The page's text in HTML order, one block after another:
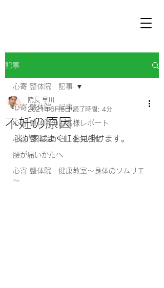
記事
心寄 整体院 記事
心寄 整体院のお客様レポート
心寄 整体院から お知らせ
腰が痛いかたへ
心寄 整体院 健康教室～身体のソムリエ
～
心寄 整体院 記事
不妊の原因
院長 早川
2021年6月8日 読了時間: 4分
我が家はよく虹を見掛けます。